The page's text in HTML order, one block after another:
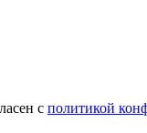
с политикой